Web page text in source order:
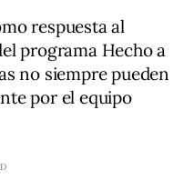
respuesta al
programa Hecho a
no siempre pueden
por el equipo